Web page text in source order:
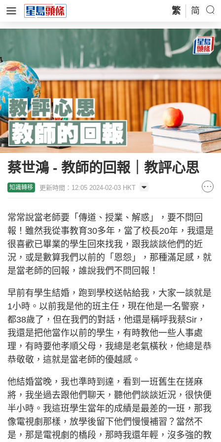
繁 简
蔡世鴻 - 教師的回報｜教評心思
知識轉移 更新時間：12:05 2024-02-03 HKT
常常說當老師要「傳道、授業、解惑」，要不問回
報！雖然我從事教育30多年，當了校長20年，我還是
很喜歡已畢業的學生回來找我，跟我談談他們的近
況，或是數算我們以前的「恩怨」，那種滿足感，就
是當老師的回報，誰說我們不問回報！
早前有學生結婚，跑到學校送帖給我，大家一談就是
1小時。以前我是他的班主任，現在他是一名警察，
都38歲了，但在我們的對話，他還是稱呼我蔡Sir，
我還是把他當作以前的學生，有時教他一些人事處
理，有時要他孝順父母，我總是老氣橫秋，他總是恭
恭敬敬，這就是當老師的優越感。
他結婚當晚，我也準時到達，看到一班舊生在搓麻
將，我坐過去跟他們聊天，聽他們談談近況，很快便
半小時。我這班學生當年的成績是最差的一班，那我
像電視劇那樣，放學後留下他們慢慢補習？當然不
是，那是電視劇的橋段，那時我還年輕，沒多強的教